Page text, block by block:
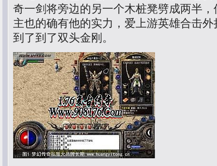
奇一剑将旁边的另一个木桩凳劈成两半
主也的确有他的实力，爱上游英雄合击
到了到了双头金刚。